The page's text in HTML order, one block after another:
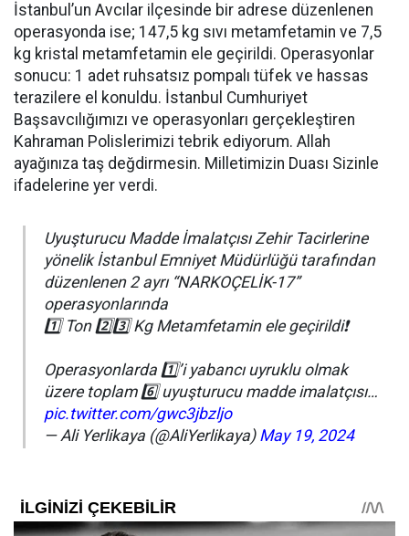
İstanbul’un Avcılar ilçesinde bir adrese düzenlenen
operasyonda ise; 147,5 kg sıvı metamfetamin ve 7,5
kg kristal metamfetamin ele geçirildi. Operasyonlar
sonucu: 1 adet ruhsatsız pompalı tüfek ve hassas
terazilere el konuldu. İstanbul Cumhuriyet
Başsavcılığımızı ve operasyonları gerçekleştiren
Kahraman Polislerimizi tebrik ediyorum. Allah
ayağınıza taş değdirmesin. Milletimizin Duası Sizinle
ifadelerine yer verdi.
Uyuşturucu Madde İmalatçısı Zehir Tacirlerine
yönelik İstanbul Emniyet Müdürlüğü tarafından
düzenlenen 2 ayrı “NARKOÇELİK-17”
operasyonlarında
1️⃣ Ton 2️⃣3️⃣ Kg Metamfetamin ele geçirildi❗️
Operasyonlarda 1️⃣’i yabancı uyruklu olmak
üzere toplam 6️⃣ uyuşturucu madde imalatçısı…
pic.twitter.com/gwc3jbzljo
— Ali Yerlikaya (@AliYerlikaya) May 19, 2024